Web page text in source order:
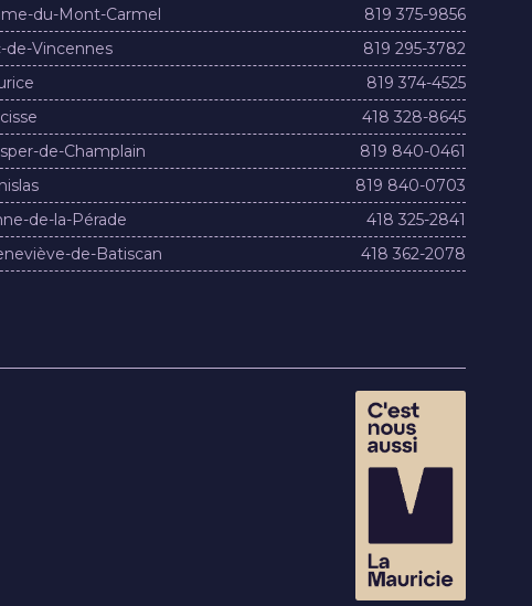
du-Mont-Carmel
819 375-9856
de-Vincennes
819 295-3782
819 374-4525
418 328-8645
de-Champlain
819 840-0461
819 840-0703
de-la-Pérade
418 325-2841
de-Batiscan
418 362-2078